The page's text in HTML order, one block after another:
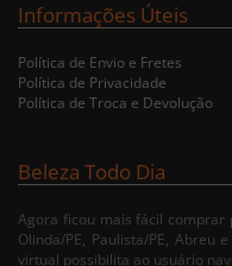
Informações Úteis
Política de Envio e Fretes
Política de Privacidade
Política de Troca e Devolução
Beleza Todo Dia
Agora ficou mais fácil comprar
Olinda/PE, Paulista/PE, Abreu
virtual possibilita ao usuário